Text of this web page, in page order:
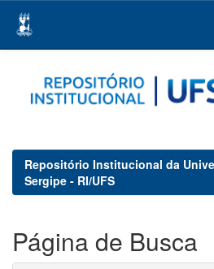
navigation
Repositório Institucional da
Sergipe - RI/UFS
Página de Busca